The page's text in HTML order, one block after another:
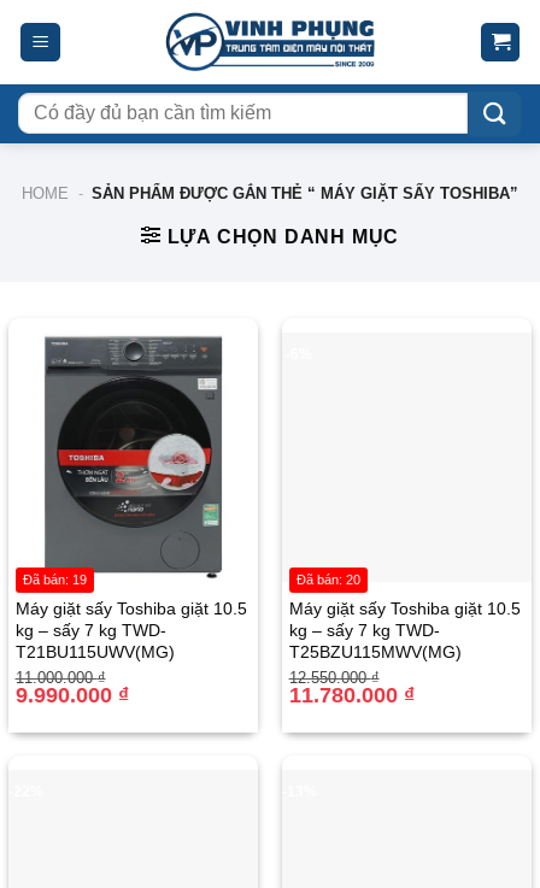
Tìm
kiếm:
HOME - SẢN PHẨM ĐƯỢC GẮN THẺ “ MÁY GIẶT SẤY TOSHIBA”
LỰA CHỌN DANH MỤC
Máy giặt sấy Toshiba giặt 10.5
kg – sấy 7 kg TWD-
T21BU115UWV(MG)
11.000.000₫
Giá
gốc
là:
9.990.000 ₫
Giá
hiện
tại
9.990.000 ₫.
Đã bán: 19
Máy giặt sấy Toshiba giặt 10.5
kg – sấy 7 kg TWD-
T25BZU115MWV(MG)
12.550.000₫
Giá
gốc
là:
11.780.000 ₫
Giá
hiện
tại
11.780.000 ₫.
Đã bán: 20